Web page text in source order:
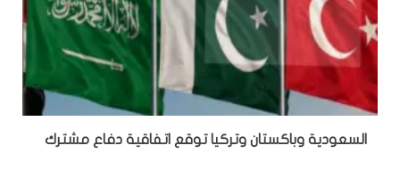
السعودية وباكستان وتركيا توقع اتفاقية دفاع مشترك